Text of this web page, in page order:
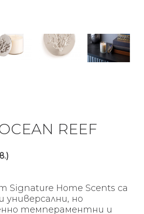
REEF
Signature Home Scents са
универсални, но
темпераментни и